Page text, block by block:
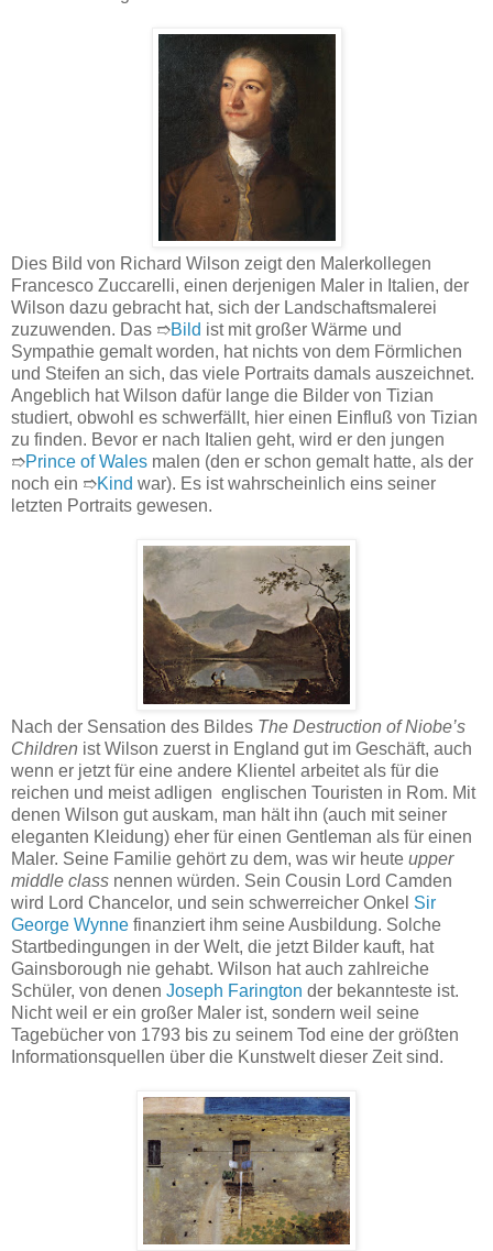
Dies Bild von Richard Wilson zeigt den Malerkollegen
Francesco Zuccarelli, einen derjenigen Maler in Italien, der
Wilson dazu gebracht hat, sich der Landschaftsmalerei
zuzuwenden. Das ➱Bild ist mit großer Wärme und
Sympathie gemalt worden, hat nichts von dem Förmlichen
und Steifen an sich, das viele Portraits damals auszeichnet.
Angeblich hat Wilson dafür lange die Bilder von Tizian
studiert, obwohl es schwerfällt, hier einen Einfluß von Tizian
zu finden. Bevor er nach Italien geht, wird er den jungen
➱Prince of Wales malen (den er schon gemalt hatte, als der
noch ein ➱Kind war). Es ist wahrscheinlich eins seiner
letzten Portraits gewesen.
Nach der Sensation des Bildes The Destruction of Niobe’s
Children ist Wilson zuerst in England gut im Geschäft, auch
wenn er jetzt für eine andere Klientel arbeitet als für die
reichen und meist adligen englischen Touristen in Rom. Mit
denen Wilson gut auskam, man hält ihn (auch mit seiner
eleganten Kleidung) eher für einen Gentleman als für einen
Maler. Seine Familie gehört zu dem, was wir heute upper
middle class nennen würden. Sein Cousin Lord Camden
wird Lord Chancelor, und sein schwerreicher Onkel Sir
George Wynne finanziert ihm seine Ausbildung. Solche
Startbedingungen in der Welt, die jetzt Bilder kauft, hat
Gainsborough nie gehabt. Wilson hat auch zahlreiche
Schüler, von denen Joseph Farington der bekannteste ist.
Nicht weil er ein großer Maler ist, sondern weil seine
Tagebücher von 1793 bis zu seinem Tod eine der größten
Informationsquellen über die Kunstwelt dieser Zeit sind.